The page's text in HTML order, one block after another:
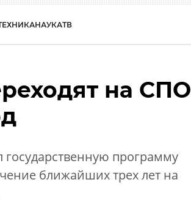
НАУКАТВ
на СПО
государственную программу
ближайших трех лет на